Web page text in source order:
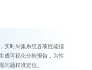
实时采集系统各项性能指
成可视化分析报告，为性
问题精准定位。